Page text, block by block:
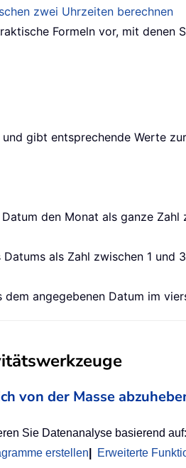
zwei Uhrzeiten berechnen
Formeln vor, mit
gibt entsprechende Werte
den Monat als ganze Zahl
als Zahl zwischen 1 und
angegebenen Datum im
von der Masse
Sie Datenanalyse basierend auf:
erstellen Erweiterte